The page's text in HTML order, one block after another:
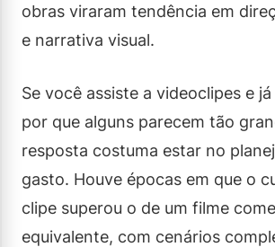
obras viraram tendência em
e narrativa visual.
Se você assiste a videoclipes e
por que alguns parecem tão
resposta costuma estar no
gasto. Houve épocas em que o
clipe superou o de um filme
equivalente, com cenários